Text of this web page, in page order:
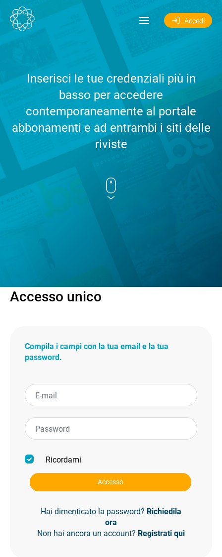
Salta al contenuto
Accedi
Inserisci le tue credenziali più in
basso per accedere
contemporaneamente al portale
abbonamenti e ad entrambi i siti delle
riviste
Accesso unico
Compila i campi con la tua email e la tua
password.
Ricordami
Accesso
Hai dimenticato la password? Richiedila
ora
Non hai ancora un account? Registrati qui